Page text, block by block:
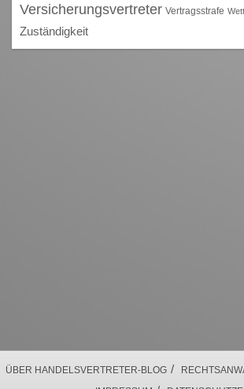
Versicherungsvertreter Vertragsstrafe
Zuständigkeit
ÜBER HANDELSVERTRETER-BLOG /